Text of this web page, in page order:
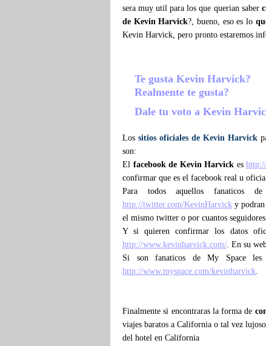
sera muy util para los que querian saber
de Kevin Harvick?, bueno, eso es lo
Kevin Harvick, pero pronto estaremos
Te gusta Kevin Harvick?
Realmente te gusta?
Dale tu voto a Kevin
Lossitios oficiales de Kevin Harvick
son:
El facebook de Kevin Harvick es
confirmar que es el facebook real u
Para todos aquellos fanaticos
http://twitter.com/KevinHarvick y
el mismo twitter o por cuantos
Y si quieren confirmar los datos
http://www.kevinharvick.com/. En su
Si son fanaticos de My Space
http://www.myspace.com/kevinharvick.
Finalmente si encontraras la forma de
viajes baratos a California o tal vez
del hotel en California